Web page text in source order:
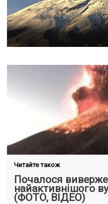
Читайте також
Почалося
найактивнішого
(ФОТО, ВІДЕО)